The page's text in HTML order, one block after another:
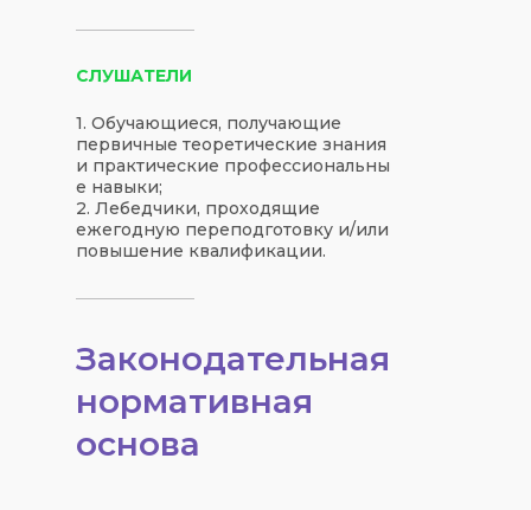
СЛУШАТЕЛИ
1. Обучающиеся, получающие
первичные теоретические знания
и практические профессиональны
е навыки;
2. Лебедчики, проходящие
ежегодную переподготовку и/или
повышение квалификации.
Законодательная
нормативная
основа